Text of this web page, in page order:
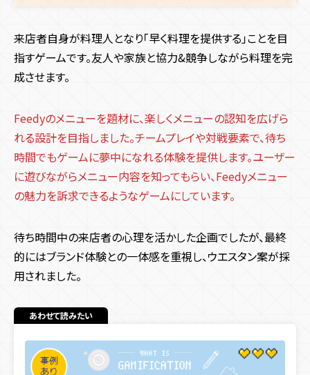
来店者自身が料理人となり「早く料理を提供する」ことを目
指すゲームです。友人や家族と協力&競争しながら料理を完
成させます。
Feedyのメニューを題材に、楽しくメニューの認知を広げら
れる設計を目指しました。チームプレイや対戦要素で、待ち
時間でもゲームに夢中になれる体験を提供します。ユーザー
に遊びながらメニュー内容を知ってもらい、Feedyメニュー
の魅力を訴求できるようなゲームにしています。
待ち時間中の来店者の心理を活かした企画でしたが、最終
的にはブランド体験との一体感を重視し、ウエスタン案が採
用されました。
あわせて読みたい